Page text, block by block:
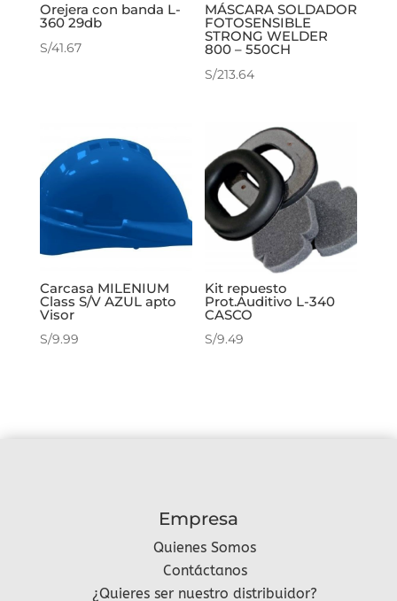
Orejera con banda L-
360 29db
S/41.67
MÁSCARA SOLDADOR
FOTOSENSIBLE
STRONG WELDER
800 – 550CH
S/213.64
Carcasa MILENIUM
Class S/V AZUL apto
Visor
S/9.99
Kit repuesto
Prot.Auditivo L-340
CASCO
S/9.49
Empresa
Quienes Somos
Contáctanos
¿Quieres ser nuestro distribuidor?